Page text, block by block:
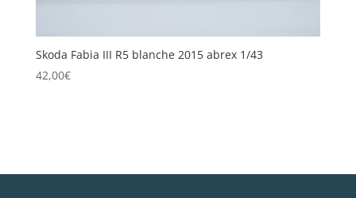
Skoda Fabia III R5 blanche 2015 abrex 1/43
42,00€